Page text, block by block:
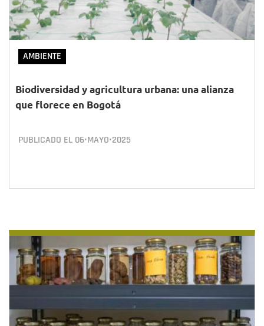
AMBIENTE
Biodiversidad y agricultura urbana: una alianza
que florece en Bogotá
PUBLICADO EL 06•MAYO•2025